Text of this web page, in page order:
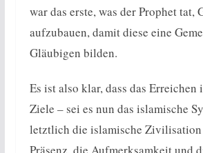
war das erste, was der Prophet tat,
aufzubauen, damit diese eine
Gläubigen bilden.
Es ist also klar, dass das Erreichen
Ziele – sei es nun das islamische
letztlich die islamische Zivilisation